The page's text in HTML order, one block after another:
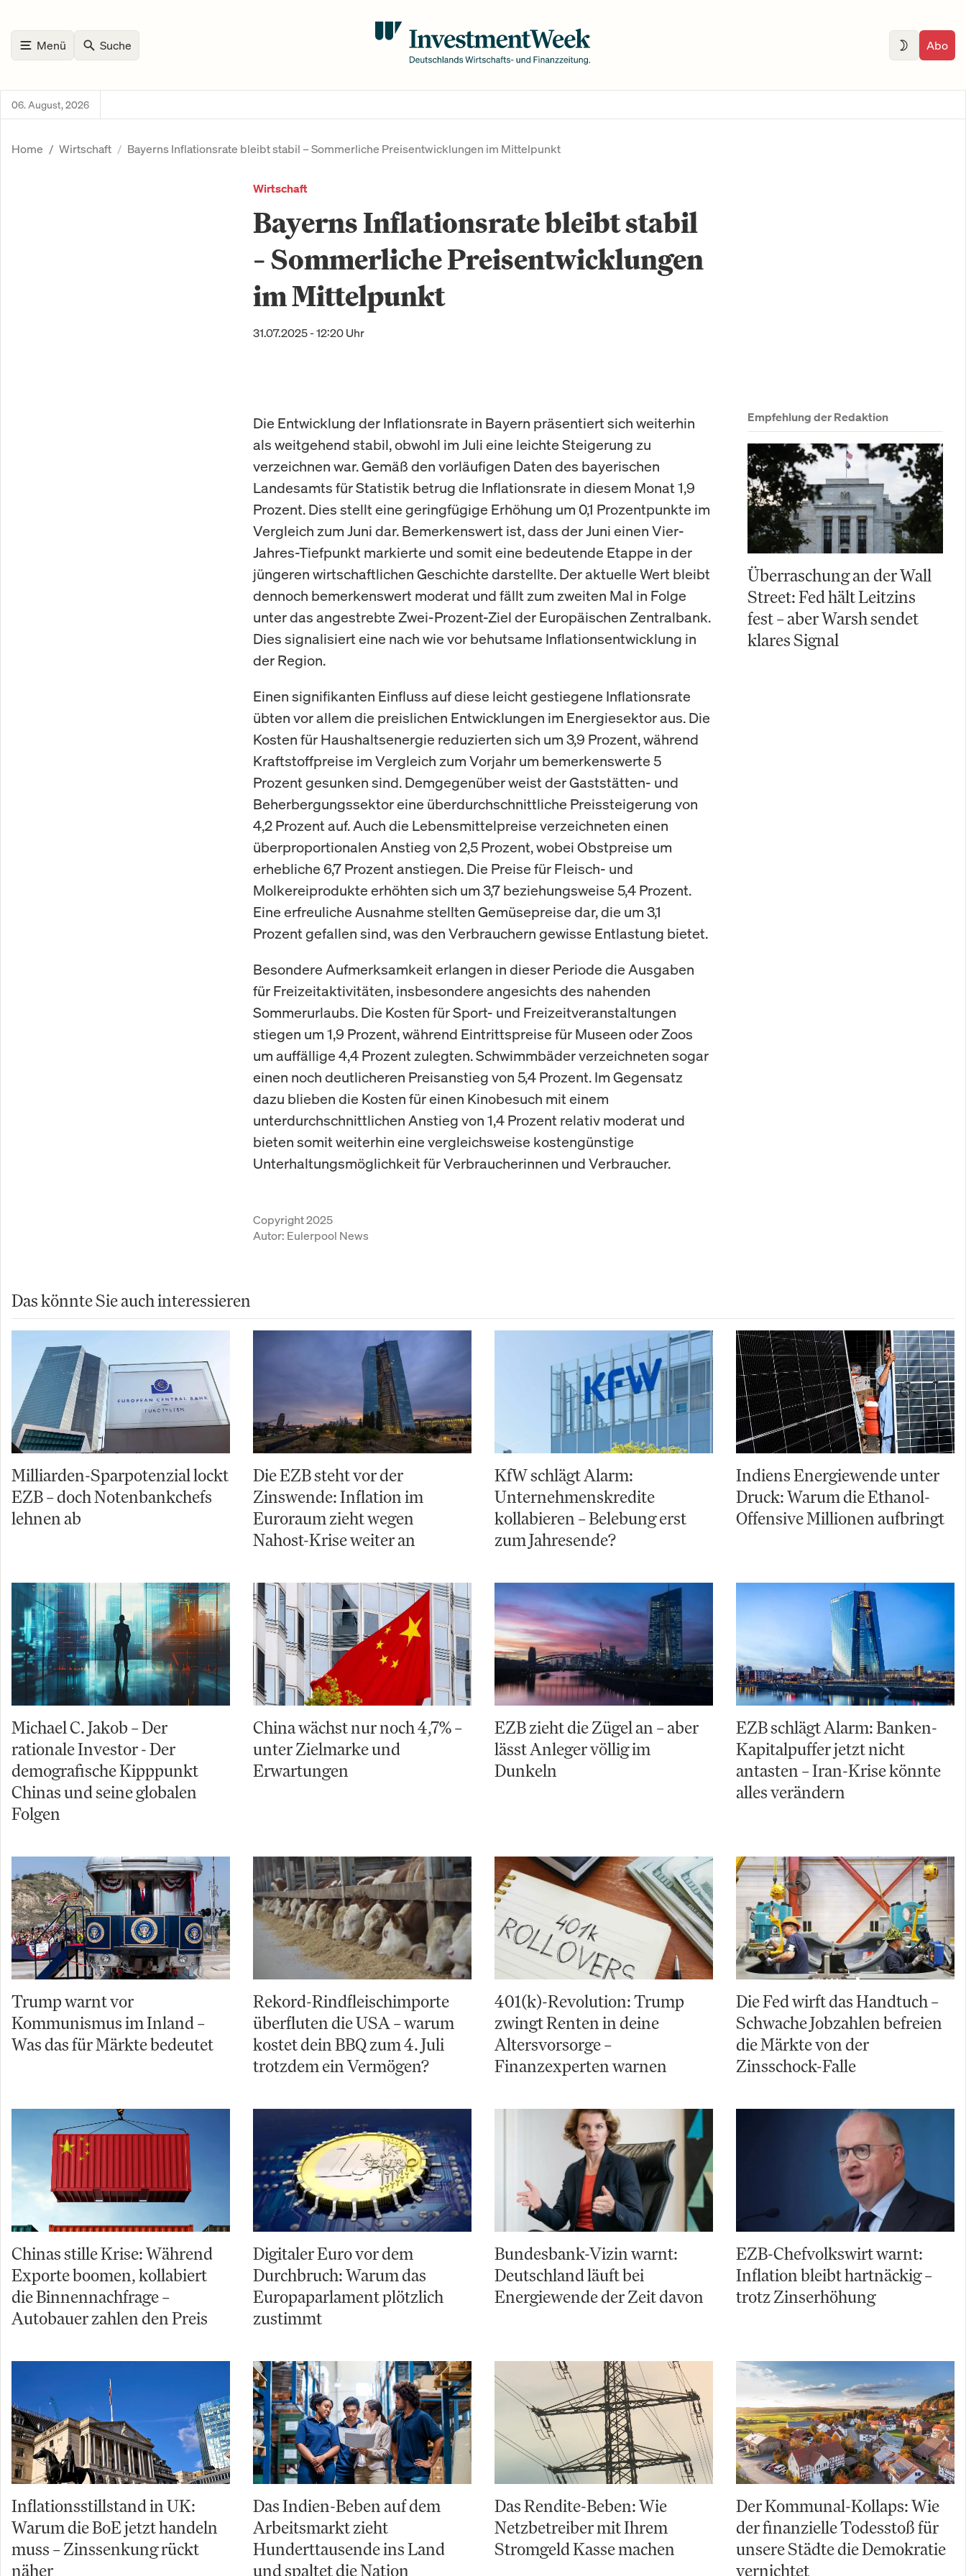
Menü Suche Abo
06. August, 2026
Home Wirtschaft Bayerns Inflationsrate bleibt stabil – Sommerliche Preisentwicklungen im Mittelpunkt
Wirtschaft
Bayerns Inflationsrate bleibt stabil
– Sommerliche Preisentwicklungen
im Mittelpunkt
31.07.2025 - 12:20 Uhr
Die Entwicklung der Inflationsrate in Bayern präsentiert sich weiterhin
als weitgehend stabil, obwohl im Juli eine leichte Steigerung zu
verzeichnen war. Gemäß den vorläufigen Daten des bayerischen
Landesamts für Statistik betrug die Inflationsrate in diesem Monat 1,9
Prozent. Dies stellt eine geringfügige Erhöhung um 0,1 Prozentpunkte im
Vergleich zum Juni dar. Bemerkenswert ist, dass der Juni einen Vier-
Jahres-Tiefpunkt markierte und somit eine bedeutende Etappe in der
jüngeren wirtschaftlichen Geschichte darstellte. Der aktuelle Wert bleibt
dennoch bemerkenswert moderat und fällt zum zweiten Mal in Folge
unter das angestrebte Zwei-Prozent-Ziel der Europäischen Zentralbank.
Dies signalisiert eine nach wie vor behutsame Inflationsentwicklung in
der Region.
Einen signifikanten Einfluss auf diese leicht gestiegene Inflationsrate
übten vor allem die preislichen Entwicklungen im Energiesektor aus. Die
Kosten für Haushaltsenergie reduzierten sich um 3,9 Prozent, während
Kraftstoffpreise im Vergleich zum Vorjahr um bemerkenswerte 5
Prozent gesunken sind. Demgegenüber weist der Gaststätten- und
Beherbergungssektor eine überdurchschnittliche Preissteigerung von
4,2 Prozent auf. Auch die Lebensmittelpreise verzeichneten einen
überproportionalen Anstieg von 2,5 Prozent, wobei Obstpreise um
erhebliche 6,7 Prozent anstiegen. Die Preise für Fleisch- und
Molkereiprodukte erhöhten sich um 3,7 beziehungsweise 5,4 Prozent.
Eine erfreuliche Ausnahme stellten Gemüsepreise dar, die um 3,1
Prozent gefallen sind, was den Verbrauchern gewisse Entlastung bietet.
Besondere Aufmerksamkeit erlangen in dieser Periode die Ausgaben
für Freizeitaktivitäten, insbesondere angesichts des nahenden
Sommerurlaubs. Die Kosten für Sport- und Freizeitveranstaltungen
stiegen um 1,9 Prozent, während Eintrittspreise für Museen oder Zoos
um auffällige 4,4 Prozent zulegten. Schwimmbäder verzeichneten sogar
einen noch deutlicheren Preisanstieg von 5,4 Prozent. Im Gegensatz
dazu blieben die Kosten für einen Kinobesuch mit einem
unterdurchschnittlichen Anstieg von 1,4 Prozent relativ moderat und
bieten somit weiterhin eine vergleichsweise kostengünstige
Unterhaltungsmöglichkeit für Verbraucherinnen und Verbraucher.
Copyright 2025
Autor: Eulerpool News
Empfehlung der Redaktion
Überraschung an der Wall
Street: Fed hält Leitzins
fest – aber Warsh sendet
klares Signal
Das könnte Sie auch interessieren
Milliarden-Sparpotenzial lockt
EZB – doch Notenbankchefs
lehnen ab
Die EZB steht vor der
Zinswende: Inflation im
Euroraum zieht wegen
Nahost-Krise weiter an
KfW schlägt Alarm:
Unternehmenskredite
kollabieren – Belebung erst
zum Jahresende?
Indiens Energiewende unter
Druck: Warum die Ethanol-
Offensive Millionen aufbringt
Michael C. Jakob – Der
rationale Investor - Der
demografische Kipppunkt
Chinas und seine globalen
Folgen
China wächst nur noch 4,7% –
unter Zielmarke und
Erwartungen
EZB zieht die Zügel an – aber
lässt Anleger völlig im
Dunkeln
EZB schlägt Alarm: Banken-
Kapitalpuffer jetzt nicht
antasten – Iran-Krise könnte
alles verändern
Trump warnt vor
Kommunismus im Inland –
Was das für Märkte bedeutet
Rekord-Rindfleischimporte
überfluten die USA – warum
kostet dein BBQ zum 4. Juli
trotzdem ein Vermögen?
401(k)-Revolution: Trump
zwingt Renten in deine
Altersvorsorge –
Finanzexperten warnen
Die Fed wirft das Handtuch –
Schwache Jobzahlen befreien
die Märkte von der
Zinsschock-Falle
Chinas stille Krise: Während
Exporte boomen, kollabiert
die Binnennachfrage –
Autobauer zahlen den Preis
Digitaler Euro vor dem
Durchbruch: Warum das
Europaparlament plötzlich
zustimmt
Bundesbank-Vizin warnt:
Deutschland läuft bei
Energiewende der Zeit davon
EZB-Chefvolkswirt warnt:
Inflation bleibt hartnäckig –
trotz Zinserhöhung
Inflationsstillstand in UK:
Warum die BoE jetzt handeln
muss – Zinssenkung rückt
näher
Das Indien-Beben auf dem
Arbeitsmarkt zieht
Hunderttausende ins Land
und spaltet die Nation
Das Rendite-Beben: Wie
Netzbetreiber mit Ihrem
Stromgeld Kasse machen
Der Kommunal-Kollaps: Wie
der finanzielle Todesstoß für
unsere Städte die Demokratie
vernichtet